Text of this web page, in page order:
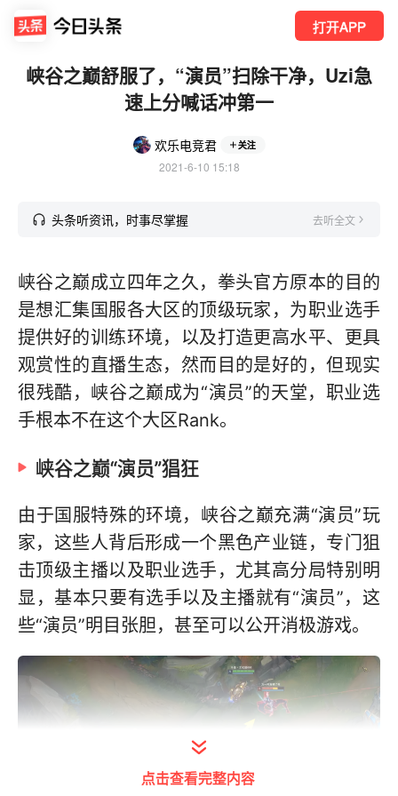
打开APP
峡谷之巅舒服了，“演员”扫除干净，Uzi急
速上分喊话冲第一
欢乐电竞君 关注
2021-6-10 15:18
头条听资讯，时事尽掌握 去听全文
峡谷之巅成立四年之久，拳头官方原本的目的
是想汇集国服各大区的顶级玩家，为职业选手
提供好的训练环境，以及打造更高水平、更具
观赏性的直播生态，然而目的是好的，但现实
很残酷，峡谷之巅成为“演员”的天堂，职业选
手根本不在这个大区Rank。
峡谷之巅“演员”猖狂
由于国服特殊的环境，峡谷之巅充满“演员”玩
家，这些人背后形成一个黑色产业链，专门狙
击顶级主播以及职业选手，尤其高分局特别明
显，基本只要有选手以及主播就有“演员”，这
些“演员”明目张胆，甚至可以公开消极游戏。
点击查看完整内容